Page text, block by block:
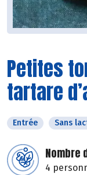
Petites
tartare
Entrée Sans
Nombre
4